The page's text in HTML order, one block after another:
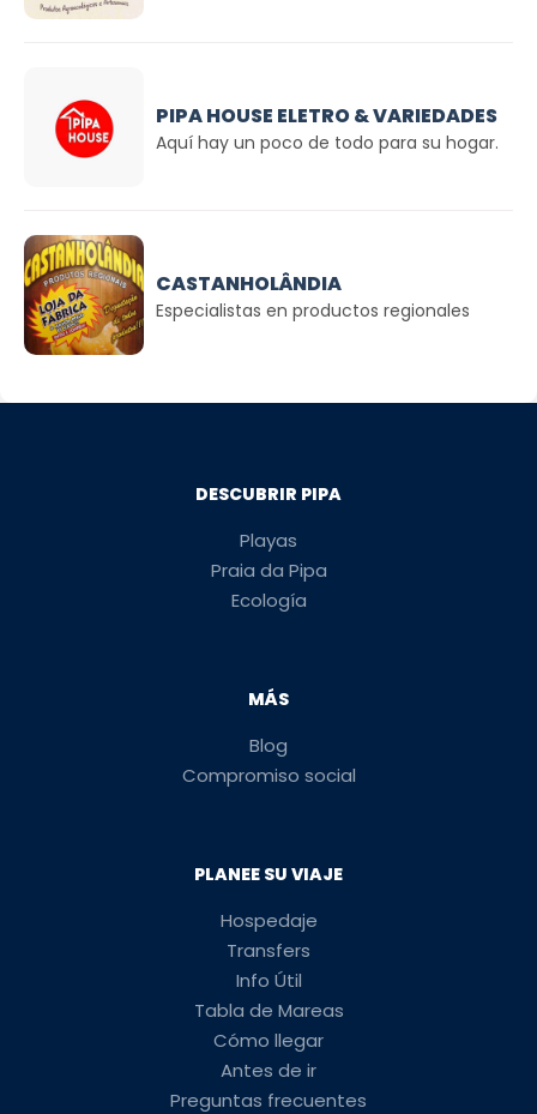
PIPA HOUSE ELETRO & VARIEDADES
Aquí hay un poco de todo para su hogar.
CASTANHOLÂNDIA
Especialistas en productos regionales
DESCUBRIR PIPA
Playas
Praia da Pipa
Ecología
MÁS
Blog
Compromiso social
PLANEE SU VIAJE
Hospedaje
Transfers
Info Útil
Tabla de Mareas
Cómo llegar
Antes de ir
Preguntas frecuentes